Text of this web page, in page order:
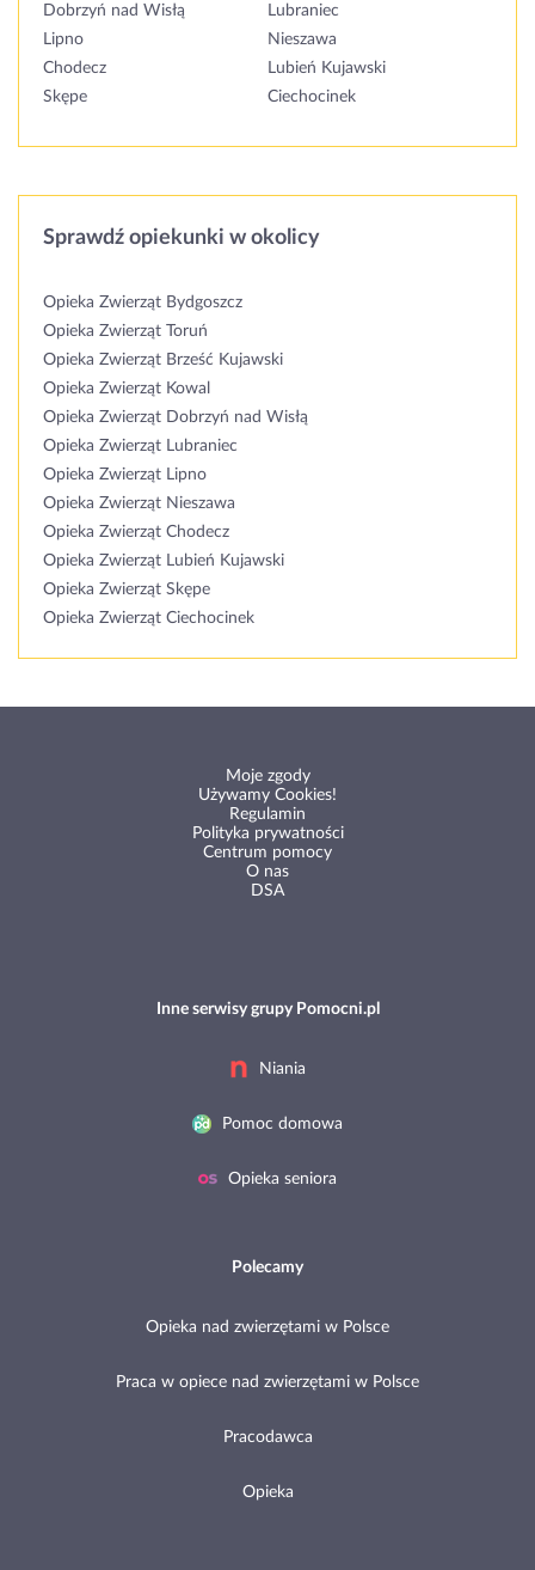
Dobrzyń nad Wisłą
Lubraniec
Lipno
Nieszawa
Chodecz
Lubień Kujawski
Skępe
Ciechocinek
Sprawdź opiekunki w okolicy
Opieka Zwierząt Bydgoszcz
Opieka Zwierząt Toruń
Opieka Zwierząt Brześć Kujawski
Opieka Zwierząt Kowal
Opieka Zwierząt Dobrzyń nad Wisłą
Opieka Zwierząt Lubraniec
Opieka Zwierząt Lipno
Opieka Zwierząt Nieszawa
Opieka Zwierząt Chodecz
Opieka Zwierząt Lubień Kujawski
Opieka Zwierząt Skępe
Opieka Zwierząt Ciechocinek
Moje zgody
Używamy Cookies!
Regulamin
Polityka prywatności
Centrum pomocy
O nas
DSA
Inne serwisy grupy Pomocni.pl
Niania
Pomoc domowa
Opieka seniora
Polecamy
Opieka nad zwierzętami w Polsce
Praca w opiece nad zwierzętami w Polsce
Pracodawca
Opieka